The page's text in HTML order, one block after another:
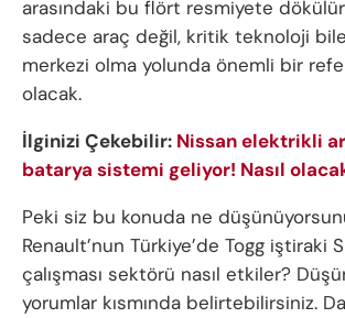
arasındaki bu flört resmiyete
sadece araç değil, kritik teknoloji
merkezi olma yolunda önemli bir
olacak.
İlginizi Çekebilir: Nissan elektrikli
batarya sistemi geliyor! Nasıl
Peki siz bu konuda ne
Renault’nun Türkiye’de Togg iştiraki
çalışması sektörü nasıl etkiler?
yorumlar kısmında belirtebilirsiniz.